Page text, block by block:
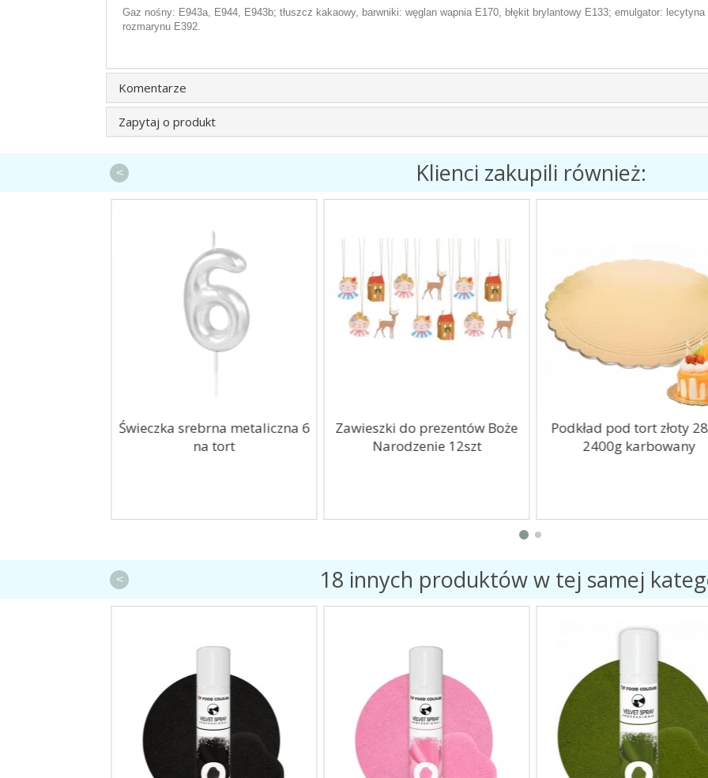
Gaz nośny: E943a, E944, E943b; tłuszcz kakaowy, barwniki: węglan wapnia E170, błękit brylantowy E133; emulgator:
rozmarynu E392.
Komentarze
Zapytaj o produkt
Klienci zakupili również:
Świeczka srebrna metaliczna 6
na tort
Zawieszki do prezentów Boże
Narodzenie 12szt
Podkład pod tort złoty
2400g karbowany
<
18 innych produktów w tej samej
<